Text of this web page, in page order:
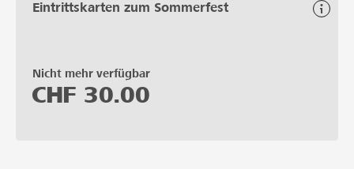
Eintrittskarten zum Sommerfest
Nicht mehr verfügbar
CHF 30.00